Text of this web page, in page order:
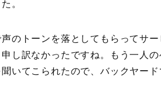
。
のトーンを落としてもらってサ
し訳なかったですね。もう一人
いてこられたので、バックヤー